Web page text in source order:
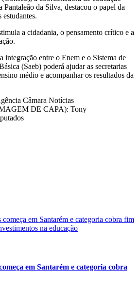
da Silva, destacou o papel da
estudantes.
a cidadania, o pensamento crítico e a
integração entre o Enem e o Sistema de
(Saeb) poderá ajudar as secretarias
médio e acompanhar os resultados da
Câmara Notícias
DE CAPA): Tony
em Santarém e categoria cobra